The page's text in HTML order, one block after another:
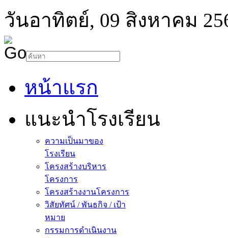
วันอาทิตย์, 09 สิงหาคม
หน้าแรก
แนะนำโรงเรียน
ความเป็นมาของ
โรงเรียน
โครงสร้างบริหาร
โครงการ
โครงสร้างงานโครงการ
วิสัยทัศน์ / พันธกิจ / เป้า
หมาย
กรรมการดำเนินงาน